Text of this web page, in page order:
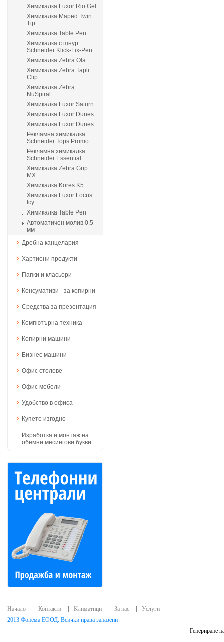
Химикалка Luxor Rio Gel
Химикалка Maped Twin
Tip
Химикалка Table Pen
Химикалка с шнур
Schneider Klick-Fix-Pen
Химикалка Zebra Ola
Химикалка Zebra Tapli
Clip
Химикалка Zebra
NuSpiral
Химикалка Luxor Saturn
Химикалка Luxor Dunes
Химикалка Luxor Dunes
Рекламна химикалка
Schneider Tops Promo
Рекламна химикалка
Schneider Essential
Химикалка Zebra Grip
MX
Химикалка Kores K5
Химикалка Luxor Focus
Icy
Химикалка Table Pen
Автоматичен молив 0.5
мм
Дребна канцелария
Хартиени продукти
Папки и класьори
Консумативи - за копирни
Средства за презентация
Компютърна техника
Копирни машини
Бизнес машини
Офис столове
Офис мебели
Удобство в офиса
Купете изгодно
Изработка и монтаж на
обемни месингови букви
Начало Контакти Климатици За нас
Услуги
2013 Фонема ЕООД. Всички права запазени
Генериране